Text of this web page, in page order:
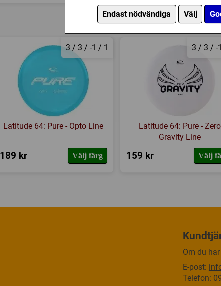
Endast nödvändiga Välj
3 / 3 / -1 / 1
Latitude 64: Pure - Opto Line
189 kr Välj färg
3 / 3 / -
Latitude 64: Pure - Zero
Gravity Line
159 kr Välj
Om du
E-post:
Telefon: